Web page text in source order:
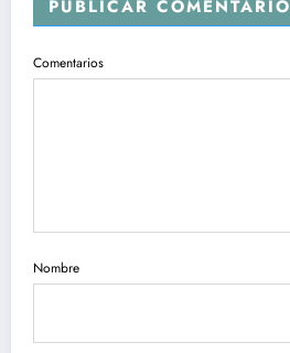
PUBLICAR COMENTARIO
Comentarios
Nombre